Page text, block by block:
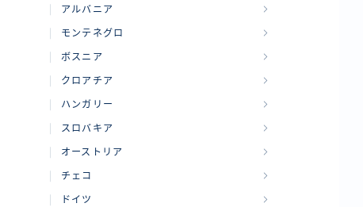
アルバニア
モンテネグロ
ボスニア
クロアチア
ハンガリー
スロバキア
オーストリア
チェコ
ドイツ